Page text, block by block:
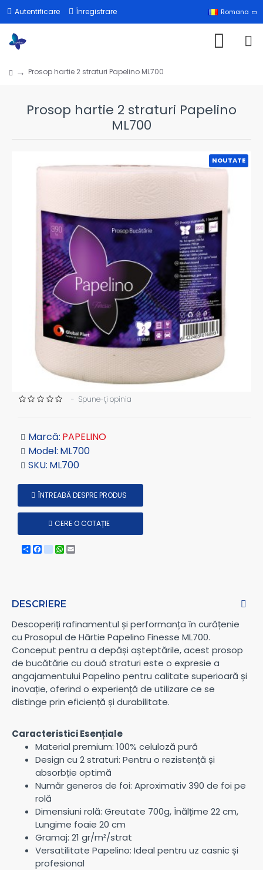
Autentificare Înregistrare Romana
Prosop hartie 2 straturi Papelino ML700
Prosop hartie 2 straturi Papelino
ML700
NOUTATE
Marcă: PAPELINO
Model: ML700
SKU: ML700
- Spune-ţi opinia
ÎNTREABĂ DESPRE PRODUS
CERE O COTAȚIE
ShareFacebook
instagram
WhatsApp
DESCRIERE
Descoperiți rafinamentul și performanța în curățenie
cu Prosopul de Hârtie Papelino Finesse ML700.
Conceput pentru a depăși așteptările, acest prosop
de bucătărie cu două straturi este o expresie a
angajamentului Papelino pentru calitate superioară și
inovație, oferind o experiență de utilizare ce se
distinge prin eficiență și durabilitate.
Caracteristici Esențiale
Material premium: 100% celuloză pură
Design cu 2 straturi: Pentru o rezistență și
absorbție optimă
Număr generos de foi: Aproximativ 390 de foi pe
rolă
Dimensiuni rolă: Greutate 700g, Înălțime 22 cm,
Lungime foaie 20 cm
Gramaj: 21 gr/m²/strat
Versatilitate Papelino: Ideal pentru uz casnic și
profesional